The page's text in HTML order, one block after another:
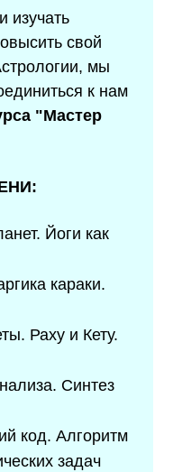
изучать
свой
мы
к нам
"Мастер
Йоги как
караки.
Раху и Кету.
Синтез
код. Алгоритм
задач